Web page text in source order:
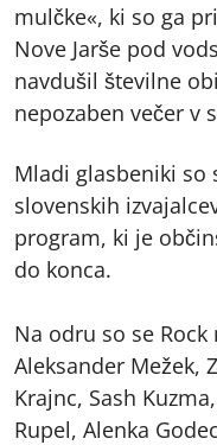
mulčke«, ki so ga
Nove Jarše pod
navdušil številne
nepozaben večer v
Mladi glasbeniki so
slovenskih
program, ki je
do konca.
Na odru so se
Aleksander Mežek,
Krajnc, Sash
Rupel, Alenka